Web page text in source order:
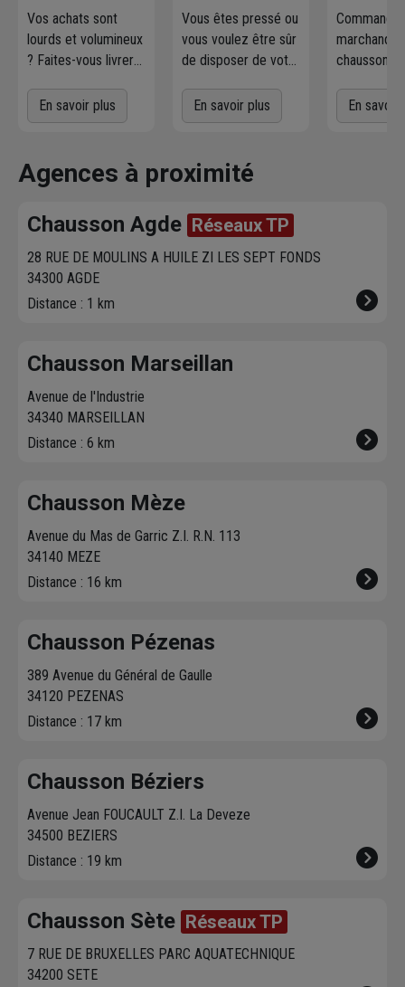
Vos achats sont
lourds et volumineux
? Faites-vous livrer
voulez! L'agence
Chausson qui
vous contacte pour
fixer le meilleur
livraison. Bonus :
Nous livrons jusqu'au
7ème étage.
En savoir plus
Vous êtes pressé ou
vous voulez être sûr
de disposer de votre
Commandez
directement les
dans votre agence
sur chausson.fr.
heure plus tard.
En savoir plus
l'agence
En savoir
Agences à proximité
Chausson Agde Réseaux TP
28 RUE DE MOULINS A HUILE ZI LES SEPT FONDS
34300 AGDE
Distance : 1 km
Chausson Marseillan
Avenue de l'Industrie
34340 MARSEILLAN
Distance : 6 km
Chausson Mèze
Avenue du Mas de Garric Z.I. R.N. 113
34140 MEZE
Distance : 16 km
Chausson Pézenas
389 Avenue du Général de Gaulle
34120 PEZENAS
Distance : 17 km
Chausson Béziers
Avenue Jean FOUCAULT Z.I. La Deveze
34500 BEZIERS
Distance : 19 km
Chausson Sète Réseaux TP
7 RUE DE BRUXELLES PARC AQUATECHNIQUE
34200 SETE